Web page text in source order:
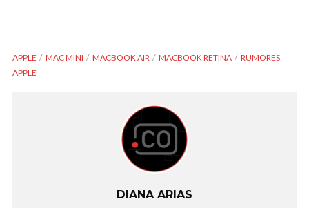
APPLE MAC MINI MACBOOK AIR MACBOOK RETINA
RUMORES
APPLE
DIANA ARIAS